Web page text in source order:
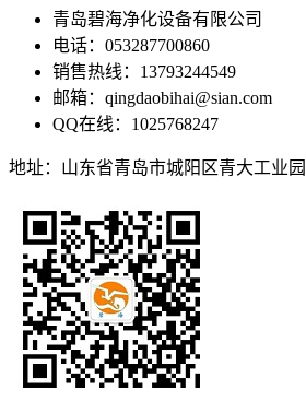
青岛碧海净化设备有限公司
电话：053287700860
销售热线：13793244549
邮箱：qingdaobihai@sian.com
QQ在线：1025768247
地址：山东省青岛市城阳区青大工业园